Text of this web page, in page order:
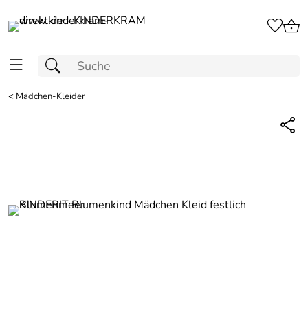
< Mädchen-Kleider